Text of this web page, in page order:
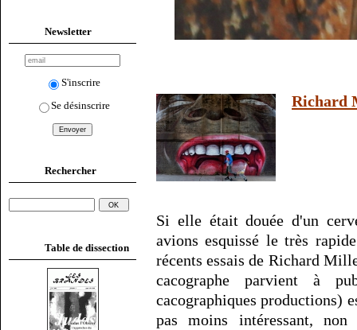
Newsletter
S'inscrire
Se désinscrire
Rechercher
Table de dissection
Richard
Si elle était douée d'un
avions esquissé le très
récents essais de Richard
cacographe parvient à
cacographiques productions)
pas moins intéressant,